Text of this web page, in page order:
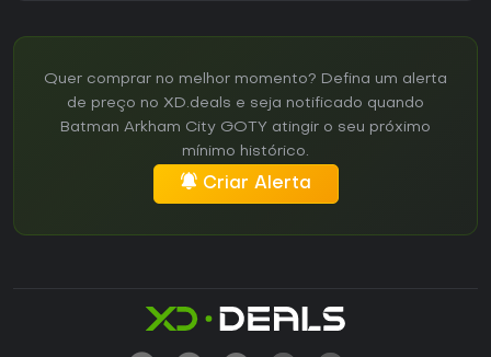
Quer comprar no melhor momento? Defina um alerta
de preço no XD.deals e seja notificado quando
Batman Arkham City GOTY atingir o seu próximo
mínimo histórico.
Criar Alerta